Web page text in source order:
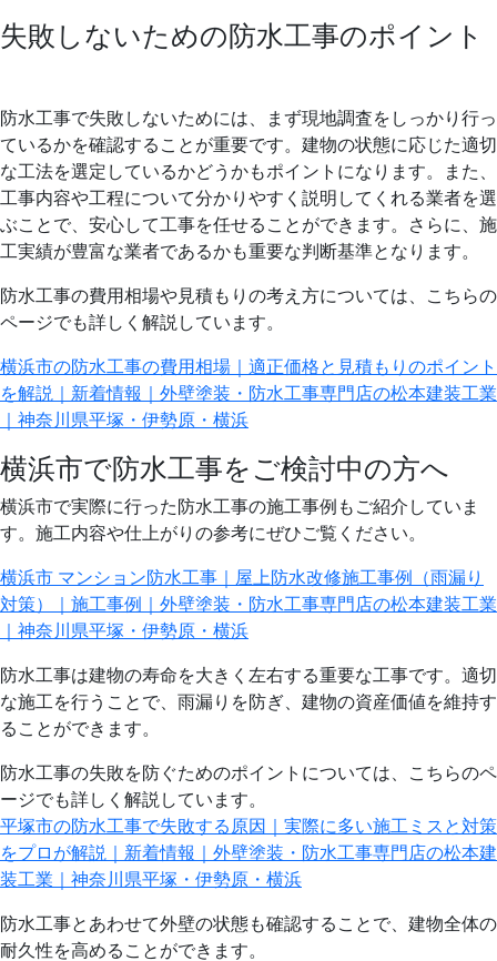
失敗しないための防水工事のポイント
防水工事で失敗しないためには、まず現地調査をしっかり行っ
ているかを確認することが重要です。建物の状態に応じた適切
な工法を選定しているかどうかもポイントになります。また、
工事内容や工程について分かりやすく説明してくれる業者を選
ぶことで、安心して工事を任せることができます。さらに、施
工実績が豊富な業者であるかも重要な判断基準となります。
防水工事の費用相場や見積もりの考え方については、こちらの
ページでも詳しく解説しています。
横浜市の防水工事の費用相場｜適正価格と見積もりのポイント
を解説｜新着情報｜外壁塗装・防水工事専門店の松本建装工業
｜神奈川県平塚・伊勢原・横浜
横浜市で防水工事をご検討中の方へ
横浜市で実際に行った防水工事の施工事例もご紹介していま
す。施工内容や仕上がりの参考にぜひご覧ください。
横浜市 マンション防水工事｜屋上防水改修施工事例（雨漏り
対策）｜施工事例｜外壁塗装・防水工事専門店の松本建装工業
｜神奈川県平塚・伊勢原・横浜
防水工事は建物の寿命を大きく左右する重要な工事です。適切
な施工を行うことで、雨漏りを防ぎ、建物の資産価値を維持す
ることができます。
防水工事の失敗を防ぐためのポイントについては、こちらのペ
ージでも詳しく解説しています。
平塚市の防水工事で失敗する原因｜実際に多い施工ミスと対策
をプロが解説｜新着情報｜外壁塗装・防水工事専門店の松本建
装工業｜神奈川県平塚・伊勢原・横浜
防水工事とあわせて外壁の状態も確認することで、建物全体の
耐久性を高めることができます。